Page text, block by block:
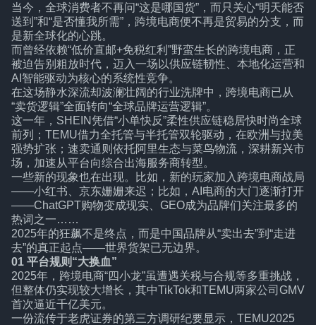
当今，全球消费者不再问“这是哪国货”，而只关心“明天能否
送到”和“是否懂我所需”，跨境电商便不再是贸易的分支，而
是新全球化的心跳。
而曾经依赖“低价直邮+免税红利”野蛮生长的跨境电商，正
被迫告别粗放时代，迈入一场以供应链韧性、本地化运营和
AI智能驱动为核心的系统性竞争。
在这场静水深流却波澜壮阔的行业洗牌中，跨境电商已从
“卖货逻辑”全面转向“全球品牌运营逻辑”。
这一年，SHEIN凭借“小单快反”柔性供应链稳居快时尚全球
前列；TEMU借力全托管与半托管双轮驱动，在欧洲与拉美
强势扩张；速卖通则依托阿里生态与菜鸟物流，深耕新兴市
场，加速从平台向综合出海服务商转型。
一些新的现象也在出现。比如，新的玩家加入跨境电商战局
——小红书、京东姗姗来迟；比如，AI电商的大门逐渐打开
——ChatGPT购物变成现实、GEO成为品牌们关注最多的
热词之一……
2025年的狂飙不是终点，而是中国品牌从“卖出去”到“走进
去”的真正起点——世界货架已无边界。
01 平台规则“大换血”
2025年，跨境电商“四小龙”虽遭遇关税与合规等多重挑战，
但整体仍实现较大增长，其中TikTok和TEMU两家公司GMV
首次逼近千亿美元。
一份流传于老虎证券的第三方调研纪要显示，TEMU2025